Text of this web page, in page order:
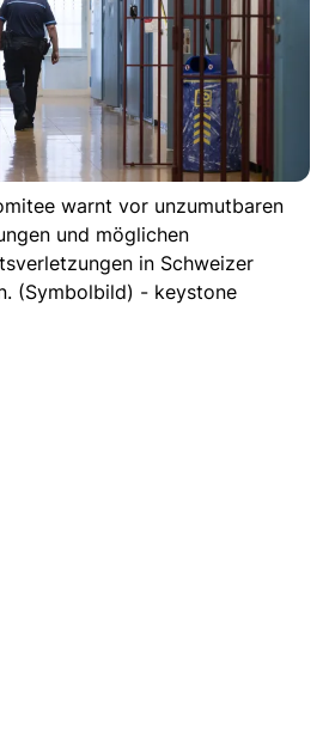
warnt vor unzumutbaren
und möglichen
in Schweizer
(Symbolbild) - keystone